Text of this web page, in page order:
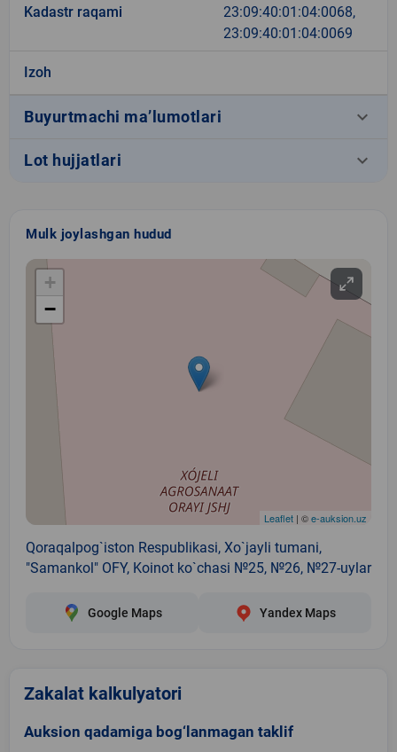
Kadastr raqami
23:09:40:01:04:0068,
23:09:40:01:04:0069
Izoh
Buyurtmachi ma’lumotlari keyboard_arrow_down
Lot hujjatlari keyboard_arrow_down
Mulk joylashgan hudud
+
−
Leaflet | ©e-auksion.uz
Qoraqalpog`iston Respublikasi, Xo`jayli tumani,
"Samankol" OFY, Koinot ko`chasi №25, №26, №27-uylar
Google Maps Yandex Maps
Zakalat kalkulyatori
Auksion qadamiga bog‘lanmagan taklif